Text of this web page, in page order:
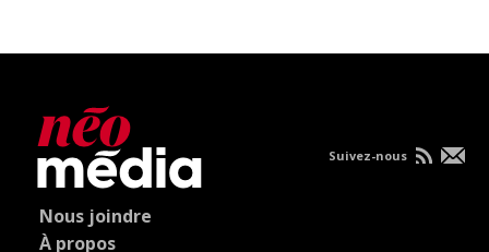
Nous joindre
À propos
Suivez-nous